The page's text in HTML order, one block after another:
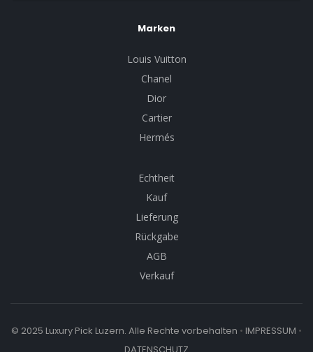
Marken
Louis Vuitton
Chanel
Dior
Cartier
Hermés
Echtheit
Kauf
Lieferung
Rückgabe
AGB
Verkauf
© 2025 Luxury Pick Luzern. Alle Rechte vorbehalten • IMPRESSUM •